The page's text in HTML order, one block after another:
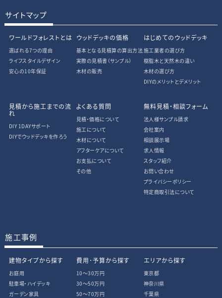
サイトマップ
ワールドフォレストとは
選ばれる7つの理由
ライフスタイルデザイン
安心の10年保証
ウッドデッキの価格
基本となる見積算の算出方法
実際の見積書 （サンプル）
木材の販売
はじめてのウッドデッキ
施工業者の選び方
樹脂木と天然木の違い
木材の選び方
DIYのメリットとデメリット
見積から施工までの流
れ
DIY 1DAYサポート
DIYでウッドデッキを作ろう
よくある質問
見積・価格について
施工について
木材について
アフターケアについて
お支払について
その他
無料見積・相談フォーム
法人様サンプル請求
会社案内
相談展示場
求人情報
スタッフ紹介
お問い合わせ
プライバシーポリシー
特定商取引法について
施工事例
建物タイプから探す
お庭用
駐車場・ハイデッキ
ガーデン家具
費用･予算から探す
10〜30万円
30〜50万円
50〜70万円
エリアから探す
東京都
神奈川県
千葉県